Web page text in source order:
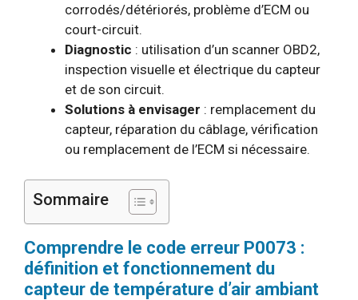
corrodés/détériorés, problème d’ECM ou
court-circuit.
Diagnostic : utilisation d’un scanner OBD2,
inspection visuelle et électrique du capteur
et de son circuit.
Solutions à envisager : remplacement du
capteur, réparation du câblage, vérification
ou remplacement de l’ECM si nécessaire.
Sommaire
Comprendre le code erreur P0073 :
définition et fonctionnement du
capteur de température d’air ambiant